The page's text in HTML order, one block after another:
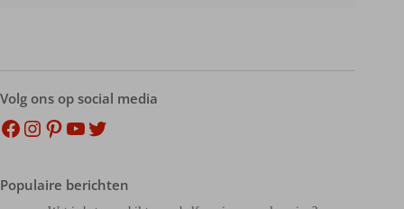
Volg ons op social media
Facebook
Instagram
Pinterest
YouTube
Twitter
Populaire berichten